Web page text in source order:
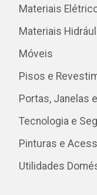
Materiais
Materiais
Móveis
Pisos e
Portas, Janelas
Tecnologia e
Pinturas e
Utilidades